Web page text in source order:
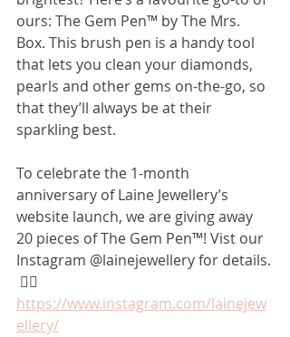
ours: The Gem Pen™ by The Mrs.
Box. This brush pen is a handy tool
that lets you clean your diamonds,
pearls and other gems on-the-go, so
that they’ll always be at their
sparkling best.
To celebrate the 1-month
anniversary of Laine Jewellery’s
website launch, we are giving away
20 pieces of The Gem Pen™! Vist our
Instagram @lainejewellery for details.
👉🏻
https://www.instagram.com/lainejew
ellery/